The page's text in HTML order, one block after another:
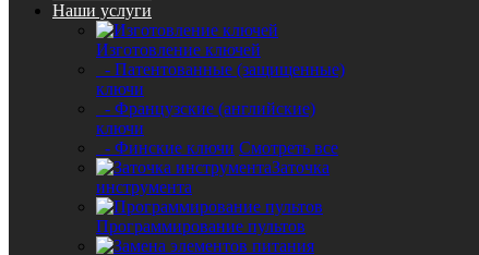
Наши услуги
Изготовление ключей
- Патентованные (защищенные)
ключи
- Французские (английские)
ключи
- Финские ключи Смотреть все
Заточка
инструмента
Программирование пультов